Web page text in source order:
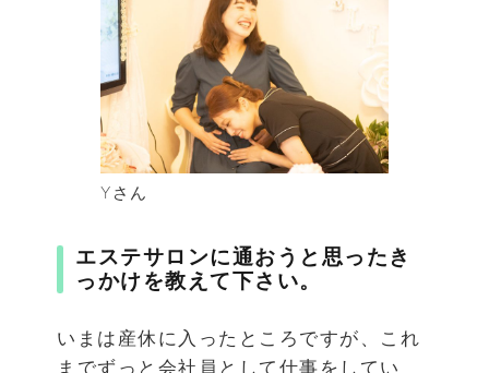
Yさん
エステサロンに通おうと思ったき
っかけを教えて下さい。
いまは産休に入ったところですが、これ
までずっと会社員として仕事をしてい